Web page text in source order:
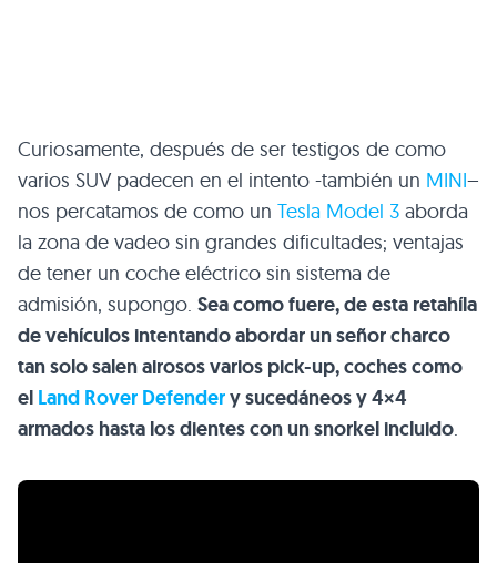
Curiosamente, después de ser testigos de como
varios SUV padecen en el intento -también un MINI–
nos percatamos de como un Tesla Model 3 aborda
la zona de vadeo sin grandes dificultades; ventajas
de tener un coche eléctrico sin sistema de
admisión, supongo. Sea como fuere, de esta retahíla
de vehículos intentando abordar un señor charco
tan solo salen airosos varios pick-up, coches como
el Land Rover Defendery sucedáneos y 4×4
armados hasta los dientes con un snorkel incluido